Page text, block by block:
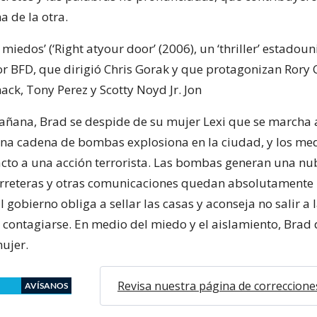
de la otra.
(‘Right atyour door’ (2006), un ‘thriller’
que dirigió Chris Gorak y que protagonizan Rory
Tony Perez y Scotty Noyd Jr. Jon
Brad se despide de su mujer Lexi que se
cadena de bombas explosiona en la ciudad, y los
a una acción terrorista. Las bombas generan una
y otras comunicaciones quedan absolutamente
gobierno obliga a sellar las casas y aconseja no salir a
En medio del miedo y el aislamiento, Brad
AVÍSANOS Revisa nuestra página de